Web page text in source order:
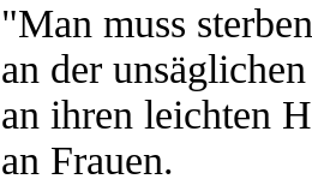
"Man muss
an der
an ihren leichten
an Frauen.